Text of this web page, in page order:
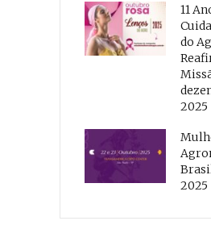
11
do
2025
2025